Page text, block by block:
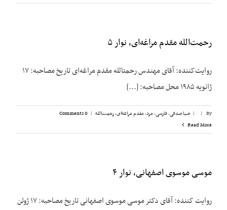
رحمت‌الله مقدم مراغه‌ای، نوار ۵
روایت‌کننده: آقای مهندس رحمت‏الله مقدم مراغه‌ای تاریخ مصاحبه: ۱۷
ژانویه ۱۹۸۵ محل مصاحبه: [...]
By
|
| ضیا صدقی,فارسی,مرد,مقدم مراغه‌ای، رحمت‌الله |
0 Comments
Read More
موسی موسوی اصفهانی، نوار ۴
روایت کننده: آقای دکتر موسی موسوی اصفهانی تاریخ مصاحبه‌: ۱۷ ژوئن